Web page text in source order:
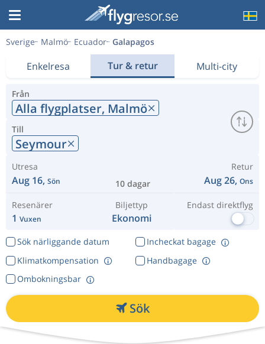
Sverige Malmö Ecuador Galapagos
Enkelresa Tur & retur Multi-city
Från
Alla flygplatser, Malmö
Till
Seymour
Utresa
Aug 16, Sön 10 dagar
Retur
Aug 26, Ons
Resenärer
1 Vuxen
Biljettyp
Ekonomi
Endast direktflyg
Sök närliggande datum
Incheckat bagage
Klimatkompensation
Ombokningsbar
Handbagage
Sök